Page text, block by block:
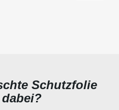
Schutzfolie